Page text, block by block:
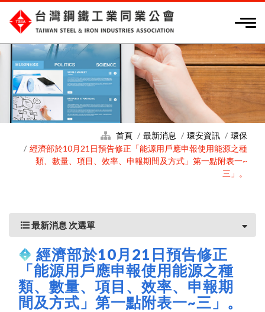
首頁 最新消息 環安資訊
環保
經濟部於10月21日預告修正「能源用戶應申報使用能源之種
類、數量、項目、效率、申報期間及方式」第一點附表一~
三」。
最新消息 次選單
經濟部於10月21日預告修正
「能源用戶應申報使用能源之種
類、數量、項目、效率、申報期
間及方式」第一點附表一~三」。